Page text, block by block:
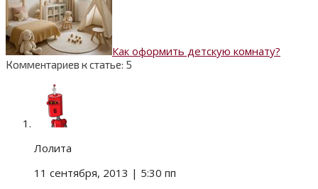
Как оформить детскую комнату?
Комментариев к статье: 5
Лолита
11 сентября, 2013 | 5:30 пп